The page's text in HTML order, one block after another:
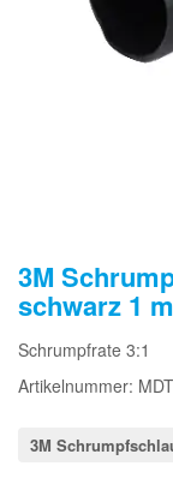
3M
schwarz 1
Schrumpfrate 3:1
Artikelnummer:
3M